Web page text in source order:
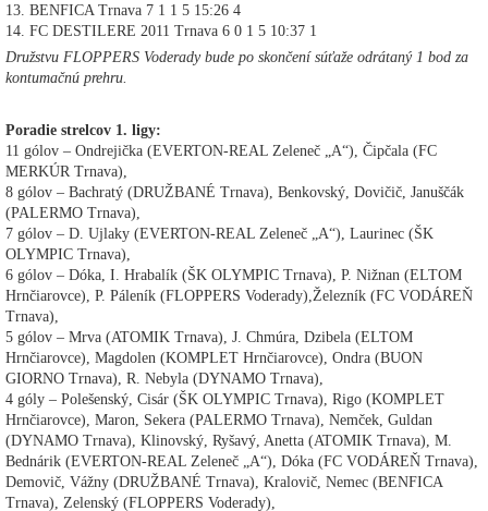
13. BENFICA Trnava 7 1 1 5 15:26 4
14. FC DESTILERE 2011 Trnava 6 0 1 5 10:37 1
Družstvu FLOPPERS Voderady bude po skončení súťaže odrátaný 1 bod za
kontumačnú prehru.
Poradie strelcov 1. ligy:
11 gólov – Ondrejička (EVERTON-REAL Zeleneč „A“), Čipčala (FC
MERKÚR Trnava),
8 gólov – Bachratý (DRUŽBANÉ Trnava), Benkovský, Dovičič, Januščák
(PALERMO Trnava),
7 gólov – D. Ujlaky (EVERTON-REAL Zeleneč „A“), Laurinec (ŠK
OLYMPIC Trnava),
6 gólov – Dóka, I. Hrabalík (ŠK OLYMPIC Trnava), P. Nižnan (ELTOM
Hrnčiarovce), P. Páleník (FLOPPERS Voderady),Železník (FC VODÁREŇ
Trnava),
5 gólov – Mrva (ATOMIK Trnava), J. Chmúra, Dzibela (ELTOM
Hrnčiarovce), Magdolen (KOMPLET Hrnčiarovce), Ondra (BUON
GIORNO Trnava), R. Nebyla (DYNAMO Trnava),
4 góly – Polešenský, Cisár (ŠK OLYMPIC Trnava), Rigo (KOMPLET
Hrnčiarovce), Maron, Sekera (PALERMO Trnava), Nemček, Guldan
(DYNAMO Trnava), Klinovský, Ryšavý, Anetta (ATOMIK Trnava), M.
Bednárik (EVERTON-REAL Zeleneč „A“), Dóka (FC VODÁREŇ Trnava),
Demovič, Vážny (DRUŽBANÉ Trnava), Kralovič, Nemec (BENFICA
Trnava), Zelenský (FLOPPERS Voderady),